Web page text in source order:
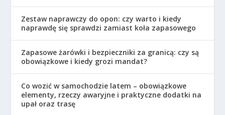
Zestaw naprawczy do opon: czy warto i kiedy
naprawdę się sprawdzi zamiast koła zapasowego
Zapasowe żarówki i bezpieczniki za granicą: czy są
obowiązkowe i kiedy grozi mandat?
Co wozić w samochodzie latem – obowiązkowe
elementy, rzeczy awaryjne i praktyczne dodatki na
upał oraz trasę